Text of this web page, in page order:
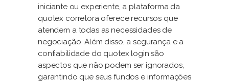
iniciante ou experiente, a plataforma da
quotex corretora oferece recursos que
atendem a todas as necessidades de
negociação. Além disso, a segurança e a
confiabilidade do quotex login são
aspectos que não podem ser ignorados,
garantindo que seus fundos e informações